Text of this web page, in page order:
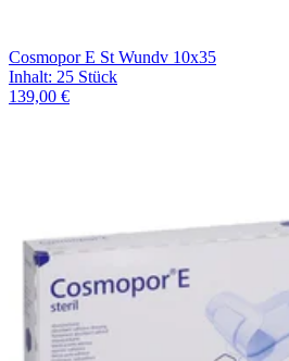
Cosmopor E St Wundv 10x35
Inhalt: 25 Stück
139,00 €